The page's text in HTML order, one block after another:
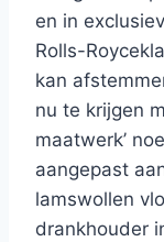
en in
Rolls-
kan
nu te krijgen
maatwerk’
aangepast
lamswollen
drankhouder